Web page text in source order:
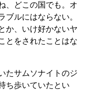
、どこの国でも。オ
ブルにはならない。
か、いけ好かないヤ
とをされたことはな
たサムソナイトのジ
ち歩いていたとい